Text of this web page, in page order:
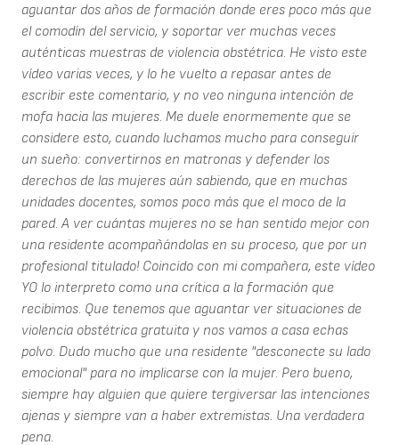
aguantar dos años de formación donde eres poco más que
el comodín del servicio, y soportar ver muchas veces
auténticas muestras de violencia obstétrica. He visto este
vídeo varias veces, y lo he vuelto a repasar antes de
escribir este comentario, y no veo ninguna intención de
mofa hacia las mujeres. Me duele enormemente que se
considere esto, cuando luchamos mucho para conseguir
un sueño: convertirnos en matronas y defender los
derechos de las mujeres aún sabiendo, que en muchas
unidades docentes, somos poco más que el moco de la
pared. A ver cuántas mujeres no se han sentido mejor con
una residente acompañándolas en su proceso, que por un
profesional titulado! Coincido con mi compañera, este vídeo
YO lo interpreto como una crítica a la formación que
recibimos. Que tenemos que aguantar ver situaciones de
violencia obstétrica gratuita y nos vamos a casa echas
polvo. Dudo mucho que una residente "desconecte su lado
emocional" para no implicarse con la mujer. Pero bueno,
siempre hay alguien que quiere tergiversar las intenciones
ajenas y siempre van a haber extremistas. Una verdadera
pena.